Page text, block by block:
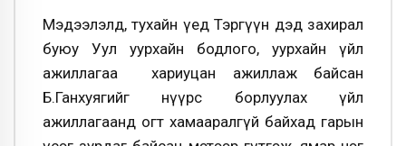
Мэдээлэлд, тухайн үед Тэргүүн дэд захирал
буюу Уул уурхайн бодлого, уурхайн үйл
ажиллагаа хариуцан ажиллаж байсан
Б.Ганхуягийг нүүрс борлуулах үйл
ажиллагаанд огт хамааралгүй байхад гарын